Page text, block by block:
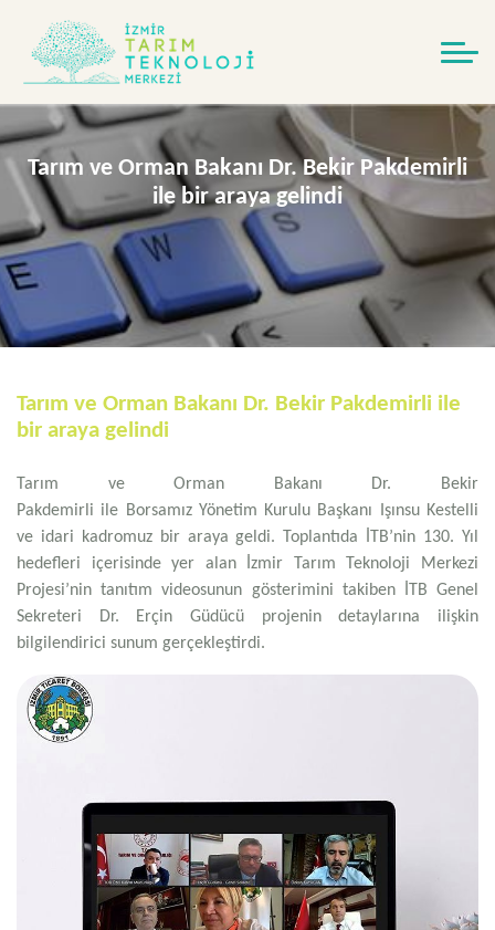
Tarım ve Orman Bakanı Dr. Bekir Pakdemirli
ile bir araya gelindi
Tarım ve Orman Bakanı Dr. Bekir Pakdemirli ile
bir araya gelindi
Tarım ve Orman Bakanı Dr. Bekir
Pakdemirli ile BorsamızYönetim Kurulu Başkanı Işınsu Kestelli
ve idari kadromuz bir araya geldi. Toplantıda İTB’nin 130. Yıl
hedefleri içerisinde yer alan İzmir Tarım Teknoloji Merkezi
Projesi’nin tanıtım videosunun gösterimini takiben İTB Genel
Sekreteri Dr. Erçin Güdücü projenin detaylarına ilişkin
bilgilendirici sunum gerçekleştirdi.